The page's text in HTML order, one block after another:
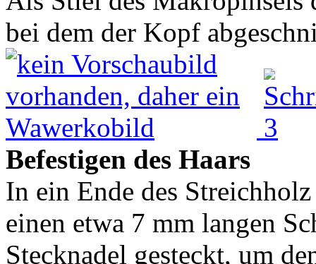
bei dem der Kopf
Befestigen des Haars
In ein Ende des
einen etwa 7 mm langen
Stecknadel gesteckt, um